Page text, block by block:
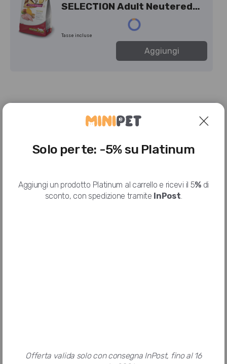
SELECTION Adult Neutered
Tasse incluse
Aggiungi
Prezzo con i nostri pacchetti
Solo per te: -5% su Platinum
Aggiungi un prodotto Platinum al carrello e ricevi il 5% di
sconto, con spedizione tramite InPost.
Offerta valida solo con consegna InPost, fino al 16